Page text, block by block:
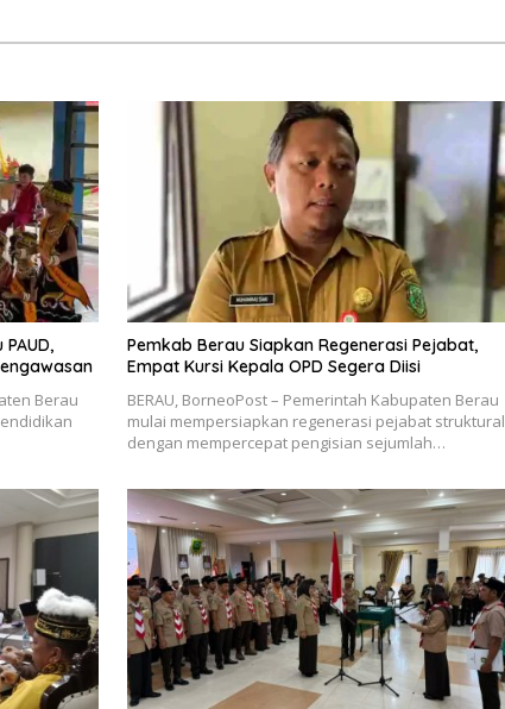
Berau
Pemkab Berau Siapkan Regenerasi Pejabat,
Empat Kursi Kepala OPD Segera Diisi
BERAU, BorneoPost – Pemerintah Kabupaten Berau
mulai mempersiapkan regenerasi pejabat struktural
dengan mempercepat pengisian sejumlah…